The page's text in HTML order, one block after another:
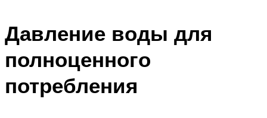
Давление воды для
полноценного
потребления